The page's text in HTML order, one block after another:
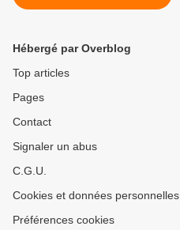
PRÉVOIR – Le Billet du
Hébergé par Overblog
Top articles
Pages
Contact
Signaler un abus
C.G.U.
Cookies et données personnelles
Préférences cookies